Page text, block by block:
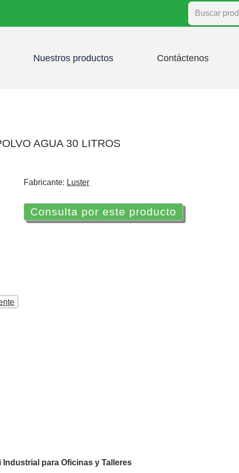
Buscar
Nuestros productos Contáctenos
AGUA 30 LITROS
Fabricante: Luster
Consulta por este producto
para Oficinas y Talleres